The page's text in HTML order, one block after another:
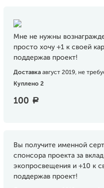
Мне не нужны
просто хочу +1 к своей
поддержав проект!
Доставка август 2019, не
Куплено 2
100 a
Вы получите именной
спонсора проекта за вклад
экопросвещения и +10 к
поддержав проект!